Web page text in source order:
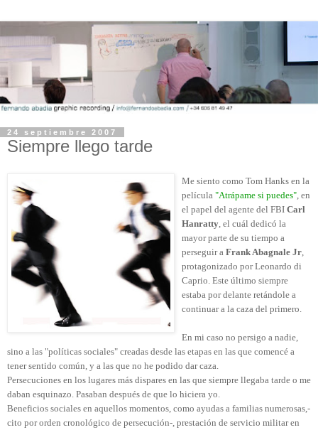
24 septiembre 2007
Siempre llego tarde
Me siento como Tom Hanks en la
película "Atrápame si puedes" , en
el papel del agente del FBI Carl
Hanratty , el cuál dedicó la
mayor parte de su tiempo a
perseguir a Frank Abagnale Jr
protagonizado por Leonardo di
Caprio. Este último siempre
estaba por delante retándole a
continuar a la caza del primero.
En mi caso no persigo a nadie,
sino a las "políticas sociales" creadas desde las etapas en las que comencé a
tener sentido común, y a las que no he podido dar caza.
Persecuciones en los lugares más dispares en las que siempre llegaba tarde o me
daban esquinazo. Pasaban después de que lo hiciera yo.
Beneficios sociales en aquellos momentos, como ayudas a familias numerosas,-
cito por orden cronológico de persecución-, prestación de servicio militar en